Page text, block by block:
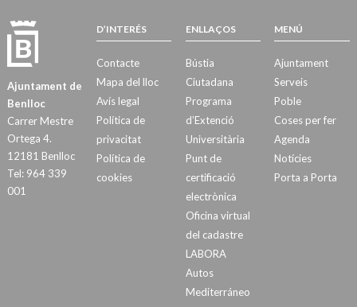
Ajuntament de
Benlloc
Carrer Mestre
Ortega 4.
12181 Benlloc
Tel: 964 339
001
D’INTERÉS
Contacte
Mapa del lloc
Avís legal
Política de
privacitat
Política de
cookies
ENLLAÇOS
Bústia
Ciutadana
Programa
d’Extenció
Universitària
Punt de
certificació
electrònica
Oficina virtual
del cadastre
LABORA
Autos
Mediterráneo
MENÚ
Ajuntament
Serveis
Poble
Coses per fer
Agenda
Notícies
Porta a Porta